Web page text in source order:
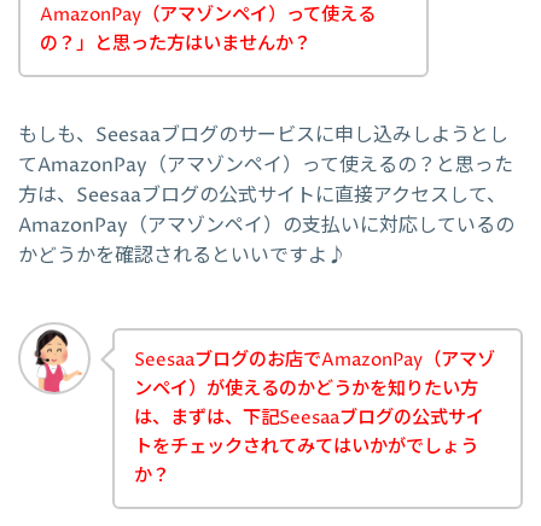
AmazonPay（アマゾンペイ）って使える
の？」と思った方はいませんか？
もしも、Seesaaブログのサービスに申し込みしようとし
てAmazonPay（アマゾンペイ）って使えるの？と思った
方は、Seesaaブログの公式サイトに直接アクセスして、
AmazonPay（アマゾンペイ）の支払いに対応しているの
かどうかを確認されるといいですよ♪
Seesaaブログのお店でAmazonPay（アマゾ
ンペイ）が使えるのかどうかを知りたい方
は、まずは、下記Seesaaブログの公式サイ
トをチェックされてみてはいかがでしょう
か？